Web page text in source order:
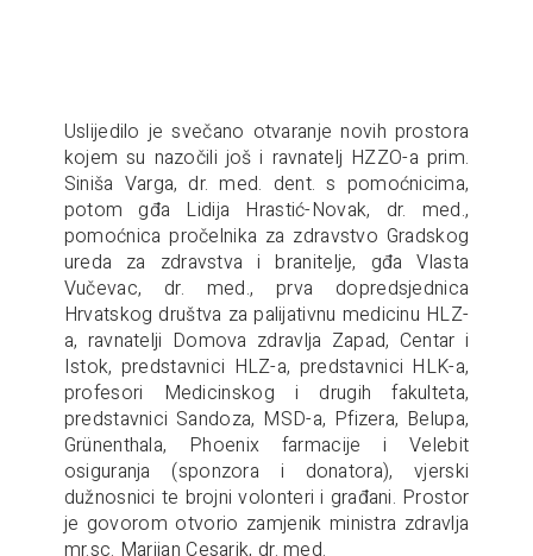
Uslijedilo je svečano otvaranje novih prostora
kojem su nazočili još i ravnatelj HZZO-a prim.
Siniša Varga, dr. med. dent. s pomoćnicima,
potom gđa Lidija Hrastić-Novak, dr. med.,
pomoćnica pročelnika za zdravstvo Gradskog
ureda za zdravstva i branitelje, gđa Vlasta
Vučevac, dr. med., prva dopredsjednica
Hrvatskog društva za palijativnu medicinu HLZ-
a, ravnatelji Domova zdravlja Zapad, Centar i
Istok, predstavnici HLZ-a, predstavnici HLK-a,
profesori Medicinskog i drugih fakulteta,
predstavnici Sandoza, MSD-a, Pfizera, Belupa,
Grünenthala, Phoenix farmacije i Velebit
osiguranja (sponzora i donatora), vjerski
dužnosnici te brojni volonteri i građani. Prostor
je govorom otvorio zamjenik ministra zdravlja
mr.sc. Marijan Cesarik, dr. med.